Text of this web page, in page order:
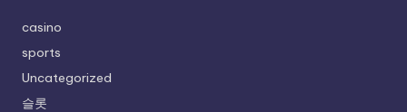
casino
sports
Uncategorized
슬롯